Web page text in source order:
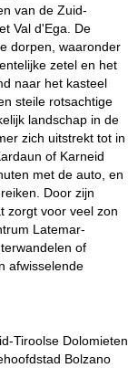
van de Zuid-
Val d'Ega. De
dorpen, waaronder
zetel en het
naar het kasteel
steile rotsachtige
landschap in de
zich uitstrekt tot in
of Karneid
met de auto, en
Door zijn
zorgt voor veel zon
Latemar-
of
afwisselende
Tiroolse Dolomieten
Bolzano